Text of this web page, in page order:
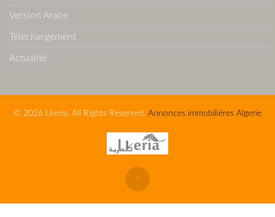
Version Arabe
Téléchargement
Actualité
© 2026 Lkeria. All Rights Reserved. Annonces immobilières Algerie